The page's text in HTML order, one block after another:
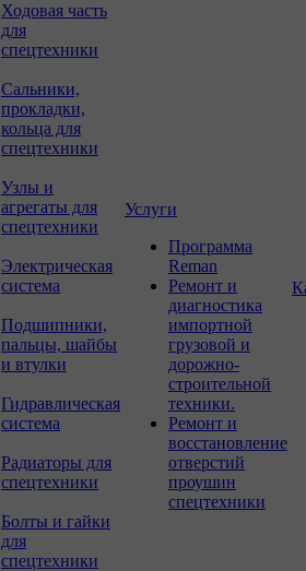
Ходовая часть
для
спецтехники
Сальники,
прокладки,
кольца для
спецтехники
Узлы и
агрегаты для
спецтехники
Электрическая
система
Подшипники,
пальцы, шайбы
и втулки
Гидравлическая
система
Радиаторы для
спецтехники
Болты и гайки
для
спецтехники
Услуги
Программа
Reman
Ремонт и
диагностика
импортной
грузовой и
дорожно-
строительной
техники.
Ремонт и
восстановление
отверстий
проушин
спецтехники